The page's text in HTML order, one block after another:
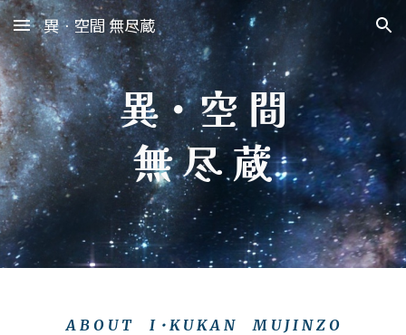
Skip to main content Skip to navigation
異・空間 無尽蔵
異・空 間
無 尽 蔵
A B O U T I・K U K A N M U J I N Z O